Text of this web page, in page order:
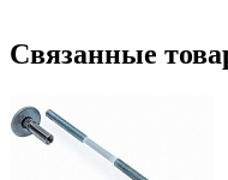
Связанные